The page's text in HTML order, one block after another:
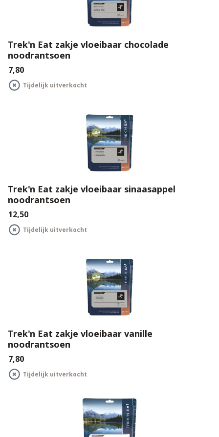
Trek'n Eat zakje vloeibaar chocolade
noodrantsoen
€7,80
Tijdelijk uitverkocht
Trek'n Eat zakje vloeibaar sinaasappel
noodrantsoen
€12,50
Tijdelijk uitverkocht
Trek'n Eat zakje vloeibaar vanille
noodrantsoen
€7,80
Tijdelijk uitverkocht